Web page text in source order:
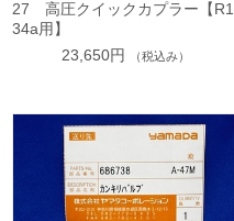
27 高圧クイックカプラー【R1
34a用】
23,650円
（税込み）